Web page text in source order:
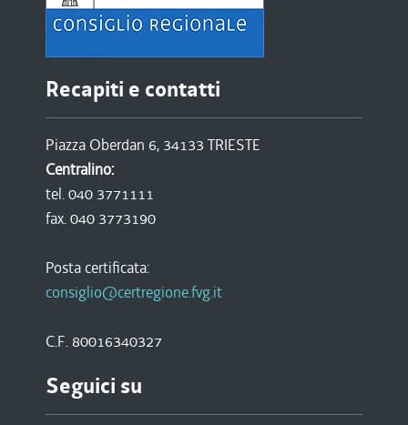
Recapiti e contatti
Piazza Oberdan 6, 34133 TRIESTE
Centralino:
tel. 040 3771111
fax. 040 3773190
Posta certificata:
consiglio@certregione.fvg.it
C.F. 80016340327
Seguici su